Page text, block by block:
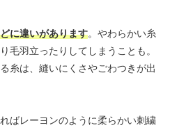
に違いがあります。やわらかい糸
毛羽立ったりしてしまうことも。
糸は、縫いにくさやごわつきが出
ばレーヨンのように柔らかい刺繍